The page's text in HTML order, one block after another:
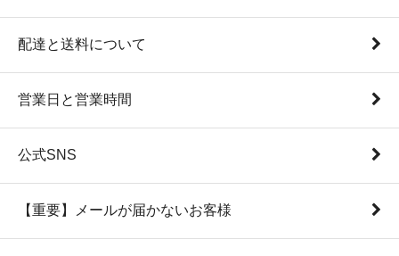
配達と送料について
営業日と営業時間
公式SNS
【重要】メールが届かないお客様